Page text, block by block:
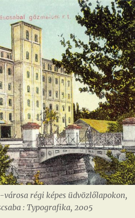
régi képes üdvözlőlapokon,
: Typografika, 2005